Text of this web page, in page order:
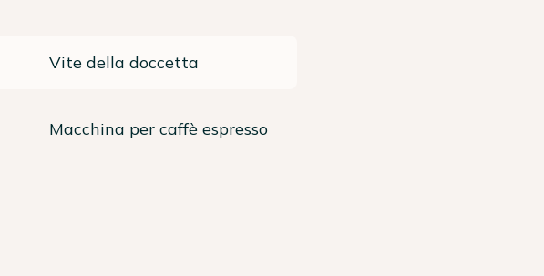
Vite della doccetta
Macchina per caffè espresso